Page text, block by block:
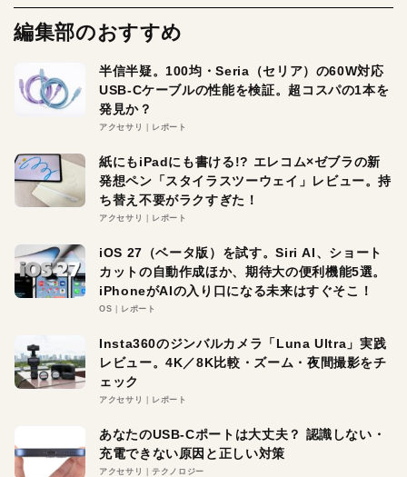
編集部のおすすめ
半信半疑。100均・Seria（セリア）の60W対応
USB-Cケーブルの性能を検証。超コスパの1本を
発見か？
アクセサリ レポート
紙にもiPadにも書ける!? エレコム×ゼブラの新
発想ペン「スタイラスツーウェイ」レビュー。持
ち替え不要がラクすぎた！
アクセサリ レポート
iOS 27（ベータ版）を試す。Siri AI、ショート
カットの自動作成ほか、期待大の便利機能5選。
iPhoneがAIの入り口になる未来はすぐそこ！
OS レポート
Insta360のジンバルカメラ「Luna Ultra」実践
レビュー。4K／8K比較・ズーム・夜間撮影をチ
ェック
アクセサリ レポート
あなたのUSB-Cポートは大丈夫？ 認識しない・
充電できない原因と正しい対策
アクセサリ テクノロジー